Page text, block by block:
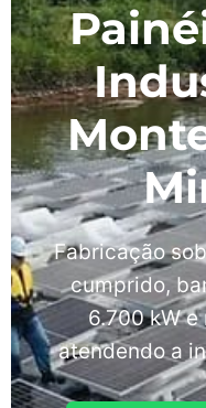
Fabricação
cumprido,
6.700 kW
atendendo a